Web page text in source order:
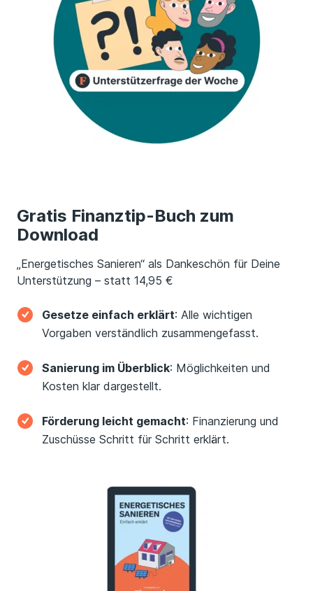
Gratis Finanztip-Buch zum
Download
„Energetisches Sanieren“ als Dankeschön für Deine
Unterstützung – statt 14,95 €
Gesetze einfach erklärt: Alle wichtigen
Vorgaben verständlich zusammengefasst.
Sanierung im Überblick: Möglichkeiten und
Kosten klar dargestellt.
Förderung leicht gemacht: Finanzierung und
Zuschüsse Schritt für Schritt erklärt.